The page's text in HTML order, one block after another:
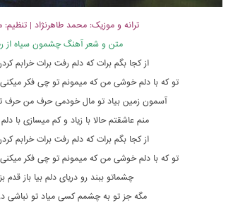
ترانه و موزیک: محمد طاهرنژاد |
متن و شعر آهنگ چشمون سیاه از
از کجا بگم برات که دلم رفت برات خرابم
تو که با دلم خوشی من که میمونم تو چی فکر
آسمون زمین بیاد تو مال خودمی حرف من حرف
منم عاشقتم حالا با زیاد و کم میسازی با
از کجا بگم برات که دلم رفت برات خرابم
تو که با دلم خوشی من که میمونم تو چی فکر
چشماتو ببند رو دریای دلم بیا باز قدم
مگه جز تو به چشمم کسی میاد تو نباشی